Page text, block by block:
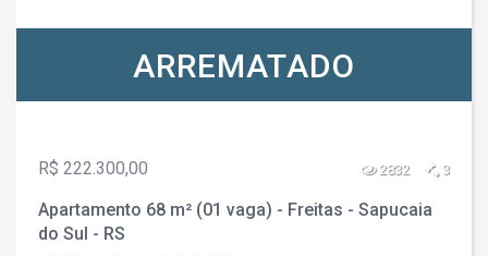
ARREMATADO
R$ 222.300,00 2832 3
Apartamento 68 m² (01 vaga) - Freitas - Sapucaia
do Sul - RS